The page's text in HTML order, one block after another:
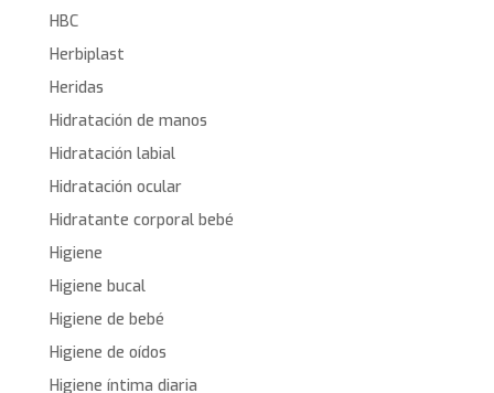
HBC
Herbiplast
Heridas
Hidratación de manos
Hidratación labial
Hidratación ocular
Hidratante corporal bebé
Higiene
Higiene bucal
Higiene de bebé
Higiene de oídos
Higiene íntima diaria